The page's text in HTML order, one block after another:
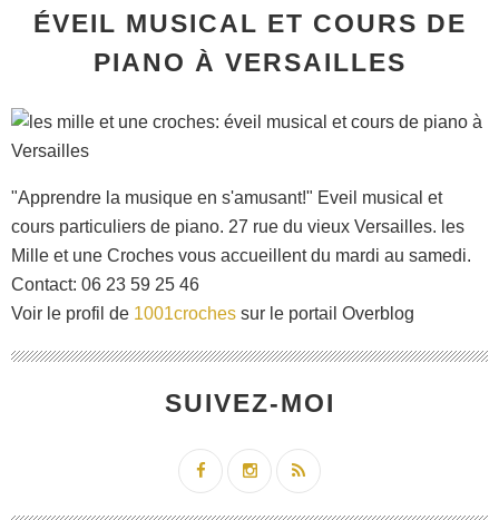
ÉVEIL MUSICAL ET COURS DE
PIANO À VERSAILLES
"Apprendre la musique en s'amusant!" Eveil musical et
cours particuliers de piano. 27 rue du vieux Versailles. les
Mille et une Croches vous accueillent du mardi au samedi.
Contact: 06 23 59 25 46
Voir le profil de 1001croches sur le portail Overblog
SUIVEZ-MOI